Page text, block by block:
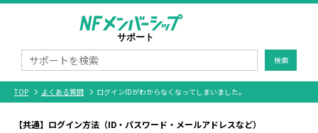
検索
TOP よくある質問 ログインIDがわからなくなってしまいました。
【共通】ログイン方法（ID・パスワード・メールアドレスなど）